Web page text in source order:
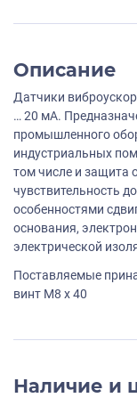
Описание
Датчики
… 20 мА.
промышленного
индустриальных
том числе и защита
чувствительность
особенностями
основания,
электрической
Поставляемые
винт M8 х 40
Наличие и